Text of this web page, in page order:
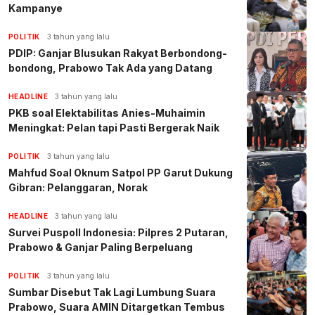
Kampanye
POLITIK 3 tahun yang lalu
PDIP: Ganjar Blusukan Rakyat Berbondong-
bondong, Prabowo Tak Ada yang Datang
HEADLINE 3 tahun yang lalu
PKB soal Elektabilitas Anies-Muhaimin
Meningkat: Pelan tapi Pasti Bergerak Naik
POLITIK 3 tahun yang lalu
Mahfud Soal Oknum Satpol PP Garut Dukung
Gibran: Pelanggaran, Norak
HEADLINE 3 tahun yang lalu
Survei Puspoll Indonesia: Pilpres 2 Putaran,
Prabowo & Ganjar Paling Berpeluang
POLITIK 3 tahun yang lalu
Sumbar Disebut Tak Lagi Lumbung Suara
Prabowo, Suara AMIN Ditargetkan Tembus